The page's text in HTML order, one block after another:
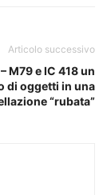
Articolo successivo
M79 e IC 418 un
di oggetti in una
“rubata”